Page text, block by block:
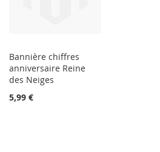
Bannière chiffres
anniversaire Reine
des Neiges
5,99 €